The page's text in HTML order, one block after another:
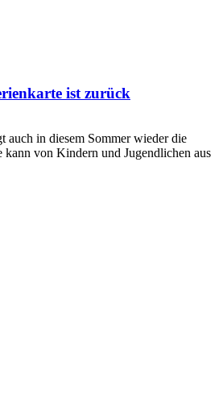
ist zurück
auch in diesem Sommer wieder die
kann von Kindern und Jugendlichen aus